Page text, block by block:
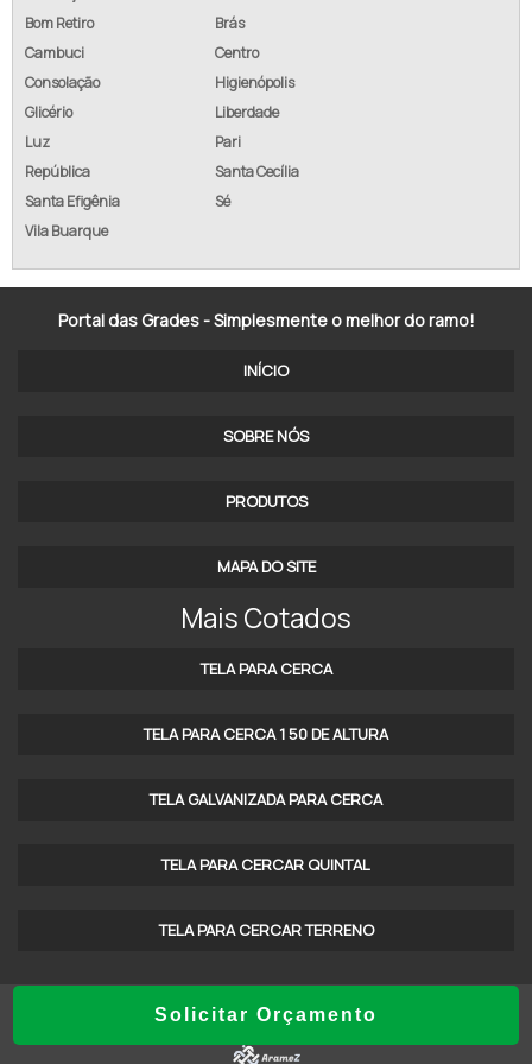
Solicitar Orçamento
ALAMBRADO COM CONCERTINA
ALAMBRADO GALVANIZADO PREÇO
TELA ALAMBRADO REVESTIDA PVC
ALAMBRADO EM GOIÂNIA
ALAMBRADO SOROCABA SOROCABA - SP
ALAMBRADO DE AÇO GALVANIZADO
DISTRIBUIDOR DE ALAMBRADO
ALAMBRADO INDUSTRIAL
GRADIL PARA CERCAMENTO
Bom Retiro
Brás
Cambuci
Centro
Consolação
Higienópolis
Glicério
Liberdade
Luz
Pari
República
Santa Cecília
Santa Efigênia
Sé
Vila Buarque
Portal das Grades - Simplesmente o melhor do ramo!
INÍCIO
SOBRE NÓS
PRODUTOS
MAPA DO SITE
Mais Cotados
TELA PARA CERCA
TELA PARA CERCA 1 50 DE ALTURA
TELA GALVANIZADA PARA CERCA
TELA PARA CERCAR QUINTAL
TELA PARA CERCAR TERRENO